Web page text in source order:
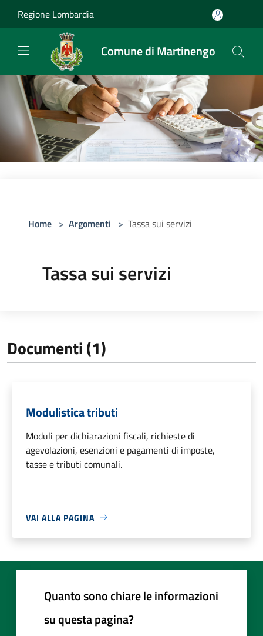
Regione Lombardia
Comune di Martinengo
Home > Argomenti > Tassa sui servizi
Tassa sui servizi
Documenti (1)
Modulistica tributi
Moduli per dichiarazioni fiscali, richieste di
agevolazioni, esenzioni e pagamenti di imposte,
tasse e tributi comunali.
VAI ALLA PAGINA
Quanto sono chiare le informazioni
su questa pagina?